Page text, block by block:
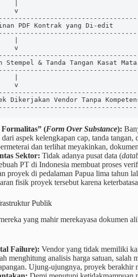
PDF Kontrak yang Di-edit
Stempel & Tanda Tangan Kasat
Dikerjakan Vendor Tanpa
(Form Over Substance):
aspek kelengkapan cap, tanda
dan terlihat meyakinkan,
Sektor: Tidak adanya pusat data (
PT di Indonesia membuat proses
proyek di pedalaman Papua lima tahun
fisik proyek tersebut karena
Publik
yang mahir merekayasa dokumen
Failure): Vendor yang tidak memiliki
menghitung analisis harga satuan, salah
Ujung-ujungnya, proyek berakhir